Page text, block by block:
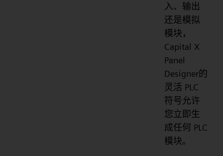
入、输出
还是模拟
模块，
Capital X
Panel
Designer的
灵活 PLC
符号允许
您立即生
成任何 PLC
模块。